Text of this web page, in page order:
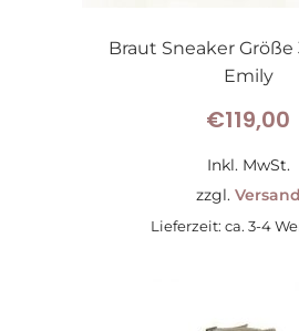
Braut Sneaker Größe
Emily
€119,00
Inkl. MwSt.
zzgl. Versand
Lieferzeit: ca. 3-4